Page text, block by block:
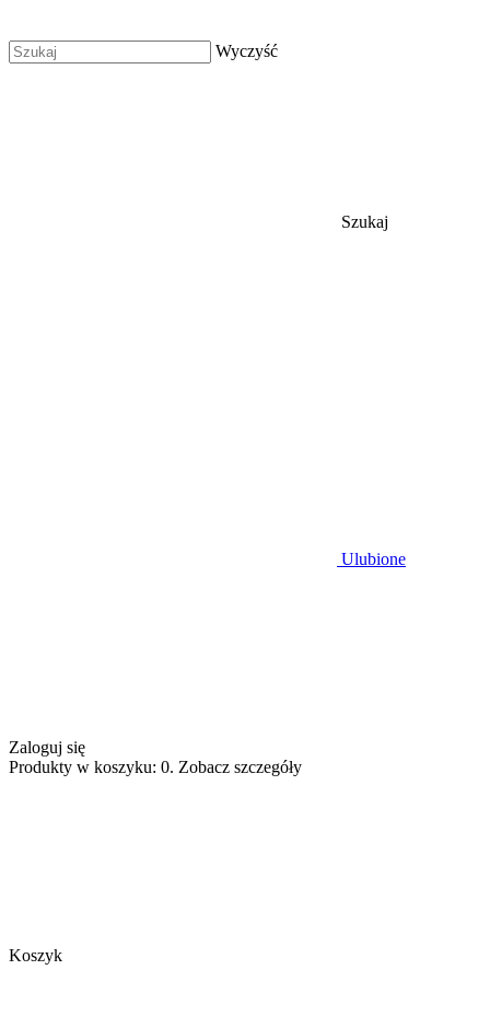
Wyczyść
Szukaj
Ulubione
Zaloguj się
Produkty w koszyku: 0. Zobacz szczegóły
Koszyk